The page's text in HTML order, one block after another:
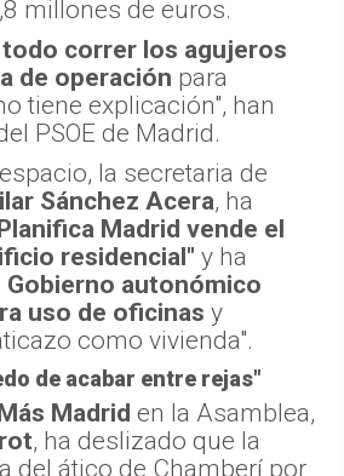
millones de euros.
todo correr los agujeros
de operación para
tiene explicación", han
PSOE de Madrid.
la secretaria de
Sánchez Acera, ha
Madrid vende el
residencial" y ha
Gobierno autonómico
uso de oficinas y
como vivienda".
de acabar entre rejas"
Madrid en la Asamblea,
, ha deslizado que la
del ático de Chamberí por